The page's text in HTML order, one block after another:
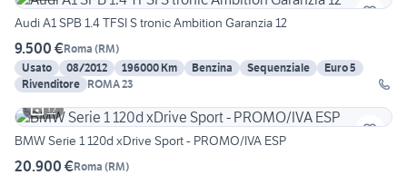
Audi A1 SPB 1.4 TFSI S tronic Ambition Garanzia 12
9.500 €Roma (RM)
Usato
08/2012 196000 Km Benzina Sequenziale
Euro 5
Rivenditore ROMA 23
12
BMW Serie 1 120d xDrive Sport - PROMO/IVA ESP
20.900 €Roma (RM)